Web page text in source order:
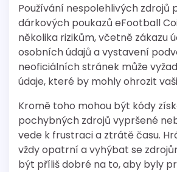
Používání nespolehlivých zdrojů
dárkových poukazů eFootball
několika rizikům, včetně zákazu
osobních údajů a vystavení
neoficiálních stránek může
údaje, které by mohly ohrozit
Kromě toho mohou být kódy
pochybných zdrojů vypršené
vede k frustraci a ztrátě času.
vždy opatrní a vyhýbat se
být příliš dobré na to, aby byly